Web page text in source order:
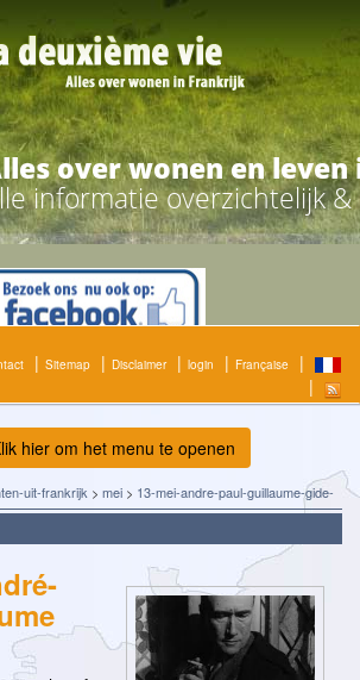
over wonen en
informatie overzichtelijk
Sitemap Disclaimer login Française
hier om het menu te openen
uit-frankrijk > mei > 13-mei-andre-paul-guillaume-gide-